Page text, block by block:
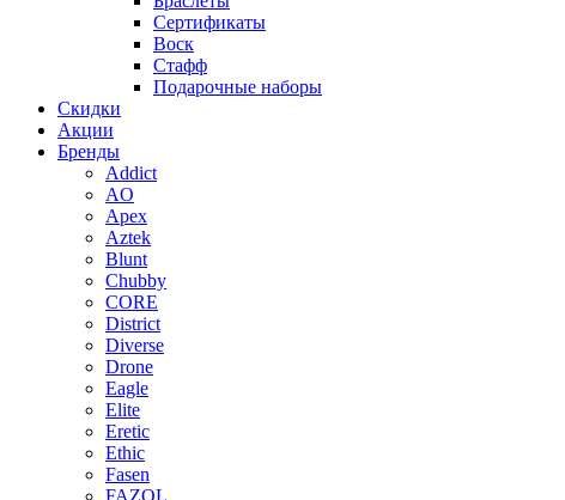
Сертификаты
Воск
Стафф
Подарочные наборы
Скидки
Акции
Бренды
Addict
AO
Apex
Aztek
Blunt
Chubby
CORE
District
Diverse
Drone
Eagle
Elite
Eretic
Ethic
Fasen